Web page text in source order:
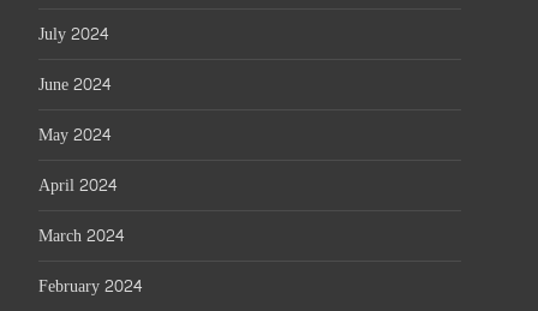
July 2024
June 2024
May 2024
April 2024
March 2024
February 2024